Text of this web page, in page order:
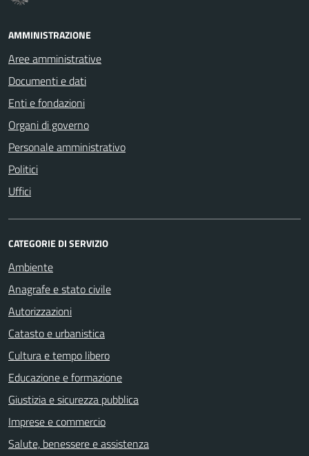
AMMINISTRAZIONE
Aree amministrative
Documenti e dati
Enti e fondazioni
Organi di governo
Personale amministrativo
Politici
Uffici
CATEGORIE DI SERVIZIO
Ambiente
Anagrafe e stato civile
Autorizzazioni
Catasto e urbanistica
Cultura e tempo libero
Educazione e formazione
Giustizia e sicurezza pubblica
Imprese e commercio
Salute, benessere e assistenza